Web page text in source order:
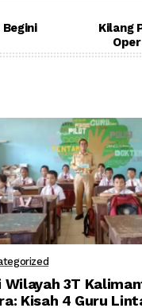
Kilang
Wilayah 3T
Kisah 4 Guru